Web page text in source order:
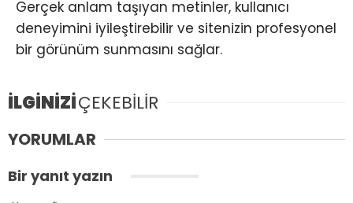
Gerçek anlam taşıyan metinler, kullanıcı
deneyimini iyileştirebilir ve sitenizin profesyonel
bir görünüm sunmasını sağlar.
İLGİNİZİÇEKEBİLİR
YORUMLAR
Bir yanıt yazın